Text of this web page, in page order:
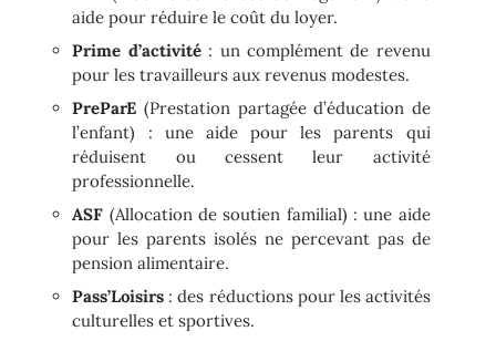
aide pour réduire le coût du loyer.
Prime d’activité: un complément de revenu
pour les travailleurs aux revenus modestes.
PreParE (Prestation partagée d’éducation de
l’enfant) : une aide pour les parents qui
réduisent ou cessent leur activité
professionnelle.
ASF (Allocation de soutien familial) : une aide
pour les parents isolés ne percevant pas de
pension alimentaire.
Pass’Loisirs : des réductions pour les activités
culturelles et sportives.